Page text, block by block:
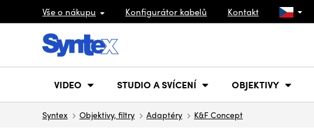
Vše o nákupu Konfigurátor kabelů Kontakt
VIDEO STUDIO A SVÍCENÍ OBJEKTIVY
Syntex Objektivy, filtry Adaptéry K&F Concept